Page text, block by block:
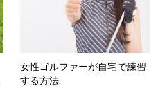
女性ゴルファーが自宅で練習
する方法